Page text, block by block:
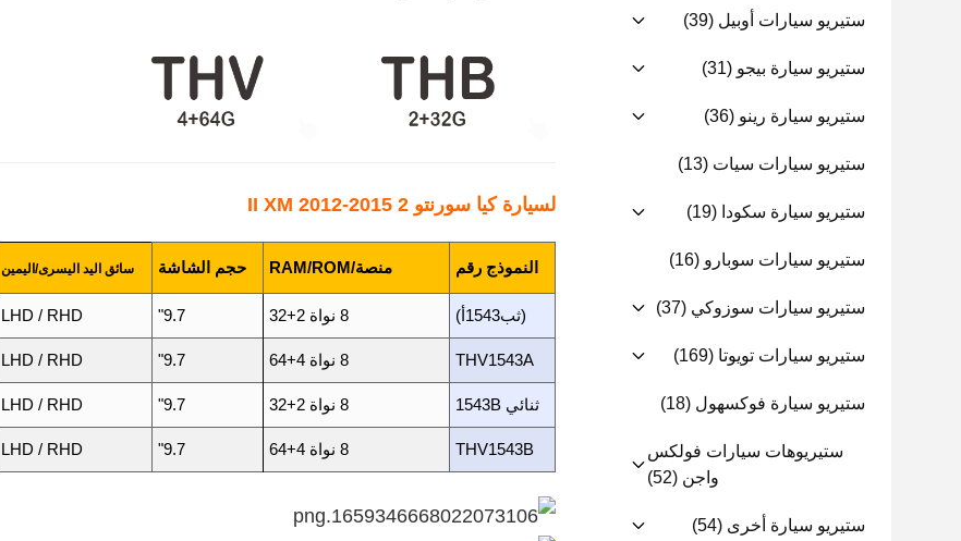
ستيريو سيارات أوبيل (39)
ستيريو سيارة بيجو (31)
ستيريو سيارة رينو (36)
ستيريو سيارات سيات (13)
ستيريو سيارة سكودا (19)
ستيريو سيارات سوبارو (16)
ستيريو سيارات سوزوكي (37)
ستيريو سيارات تويوتا (169)
ستيريو سيارة فوكسهول (18)
ستيريوهات سيارات فولكس
واجن (52)
ستيريو سيارة أخرى (54)
لسيارة كيا سورنتو 2 II XM 2012-2015
النموذج رقم منصة/RAM/ROM حجم الشاشة سائق اليد اليسرى/اليمين
(ثب1543أ) 8 نواة 2+32 9.7"
LHD / RHD
THV1543A 8 نواة 4+64 9.7"
LHD / RHD
ثنائي 1543B 8 نواة 2+32 9.7"
LHD / RHD
THV1543B 8 نواة 4+64 9.7"
LHD / RHD